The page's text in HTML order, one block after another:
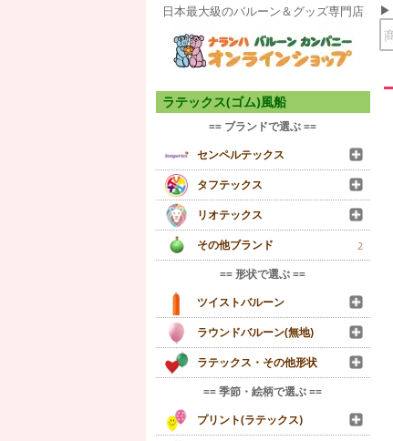
日本最大級のバルーン＆グッズ専門店
ラテックス(ゴム)風船
== ブランドで選ぶ ==
センペルテックス
タフテックス
リオテックス
その他ブランド
2
== 形状で選ぶ ==
ツイストバルーン
ラウンドバルーン(無地)
ラテックス・その他形状
== 季節・絵柄で選ぶ ==
プリント(ラテックス)